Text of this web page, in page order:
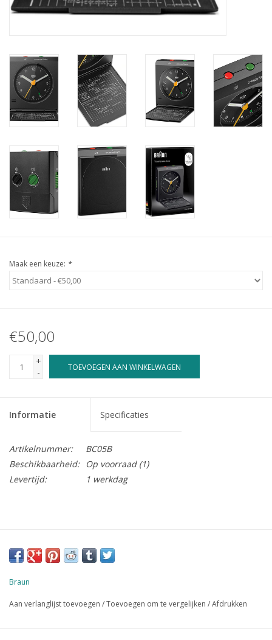
Maak een keuze: *
€50,00
+
-
TOEVOEGEN AAN WINKELWAGEN
Informatie Specificaties
Artikelnummer:
BC05B
Beschikbaarheid:
Op voorraad(1)
Levertijd:
1 werkdag
Braun
Aan verlanglijst toevoegen /Toevoegen om te vergelijken /Afdrukken